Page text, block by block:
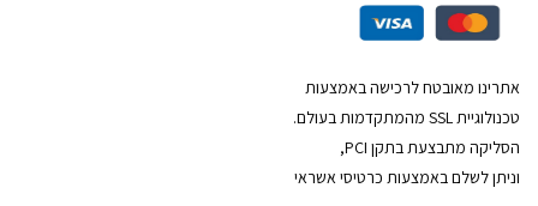
אתרינו מאובטח לרכישה באמצעות
טכנולוגיית SSL מהמתקדמות בעולם.
הסליקה מתבצעת בתקן PCI,
וניתן לשלם באמצעות כרטיסי אשראי